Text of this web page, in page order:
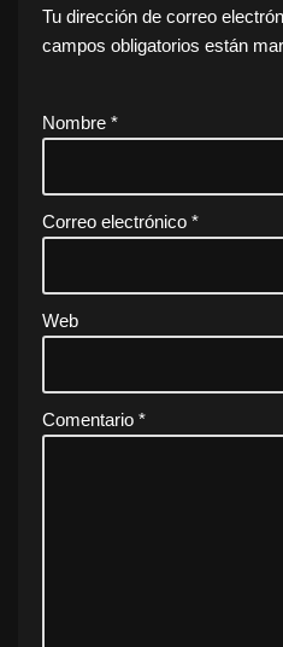
Tu dirección de correo
campos obligatorios están
Nombre *
Correo electrónico *
Web
Comentario *